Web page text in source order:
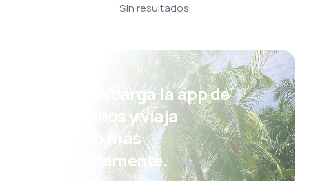
Sin resultados
¡Eh! Descarga la app de
eDestinos y viaja
incluso más
cómodamente.